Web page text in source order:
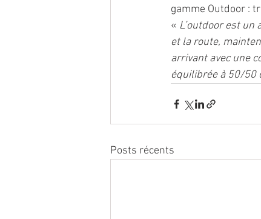
gamme Outdoor :
« L’outdoor est un
et la route,
arrivant avec une
équilibrée à 50/50
Posts récents